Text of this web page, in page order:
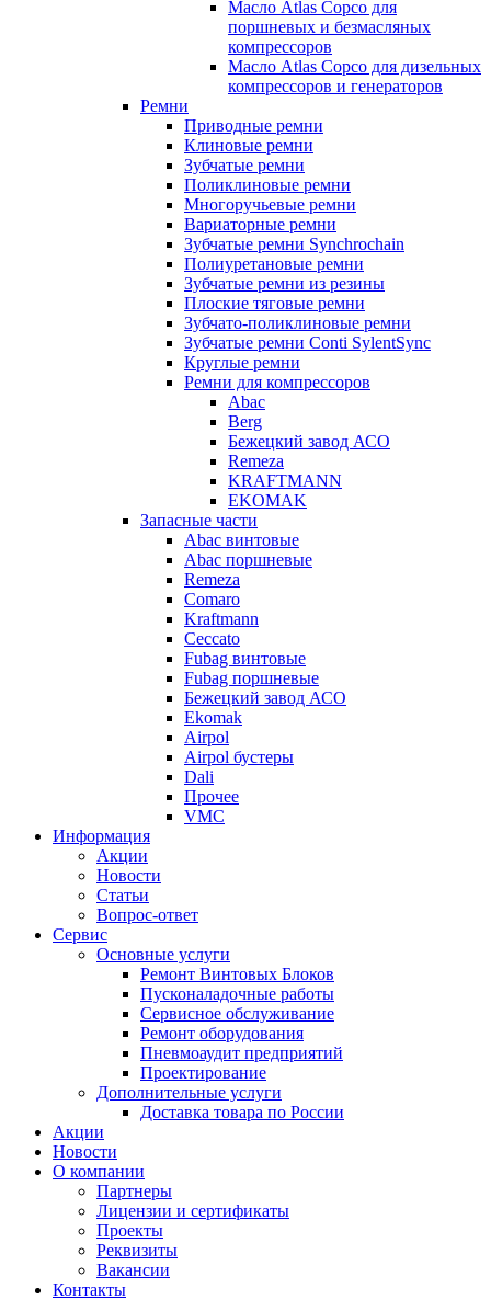
Масло Atlas Copco для
поршневых и безмасляных
компрессоров
Масло Atlas Copco для дизельных
компрессоров и генераторов
Ремни
Приводные ремни
Клиновые ремни
Зубчатые ремни
Поликлиновые ремни
Многоручьевые ремни
Вариаторные ремни
Зубчатые ремни Synchrochain
Полиуретановые ремни
Зубчатые ремни из резины
Плоские тяговые ремни
Зубчато-поликлиновые ремни
Зубчатые ремни Conti SylentSync
Круглые ремни
Ремни для компрессоров
Abac
Berg
Бежецкий завод АСО
Remeza
KRAFTMANN
EKOMAK
Запасные части
Abac винтовые
Abac поршневые
Remeza
Comaro
Kraftmann
Ceccato
Fubag винтовые
Fubag поршневые
Бежецкий завод АСО
Ekomak
Airpol
Airpol бустеры
Dali
Прочее
VMC
Информация
Акции
Новости
Статьи
Вопрос-ответ
Сервис
Основные услуги
Ремонт Винтовых Блоков
Пусконаладочные работы
Сервисное обслуживание
Ремонт оборудования
Пневмоаудит предприятий
Проектирование
Дополнительные услуги
Доставка товара по России
Акции
Новости
О компании
Партнеры
Лицензии и сертификаты
Проекты
Реквизиты
Вакансии
Контакты